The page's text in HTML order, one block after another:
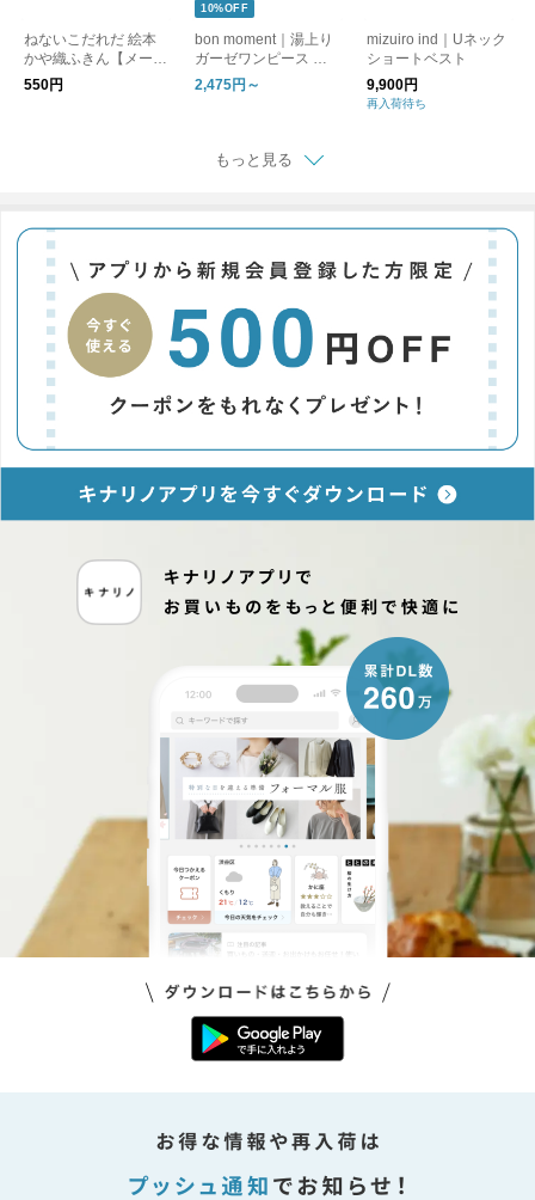
ねないこだれだ 絵本
かや織ふきん【メール
便可】
550円
10%OFF
bon moment｜湯上り
ガーゼワンピース ル
ームワンピース
2,475円～
mizuiro ind｜Uネック
ショートベスト
9,900円
再入荷待ち
もっと見る